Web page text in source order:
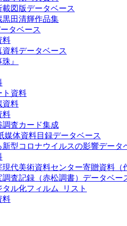
載図版データベース
田清輝作品集
タベース
料
料データベース
』
ト資料
資料
料
査カード集成
媒体資料目録データベース
新型コロナウイルスの影響データ
代美術資料センター寄贈資料（
査記録（赤松調書）データベー
ル化フィルム_リスト
料